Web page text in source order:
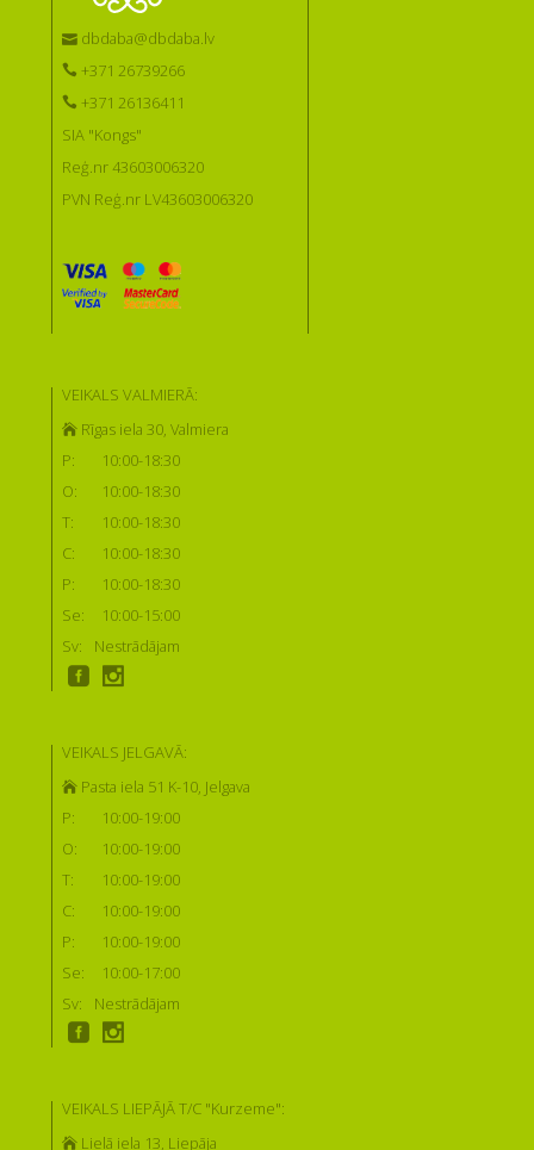
dbdaba@dbdaba.lv
+371 26739266
+371 26136411
SIA "Kongs"
Reģ.nr 43603006320
PVN Reģ.nr LV43603006320
VEIKALS VALMIERĀ:
Rīgas iela 30, Valmiera
P:
10:00-18:30
O:
10:00-18:30
T:
10:00-18:30
C:
10:00-18:30
P:
10:00-18:30
Se:
10:00-15:00
Sv:
Nestrādājam
VEIKALS JELGAVĀ:
Pasta iela 51 K-10, Jelgava
P:
10:00-19:00
O:
10:00-19:00
T:
10:00-19:00
C:
10:00-19:00
P:
10:00-19:00
Se:
10:00-17:00
Sv:
Nestrādājam
VEIKALS LIEPĀJĀ T/C "Kurzeme":
Lielā iela 13, Liepāja